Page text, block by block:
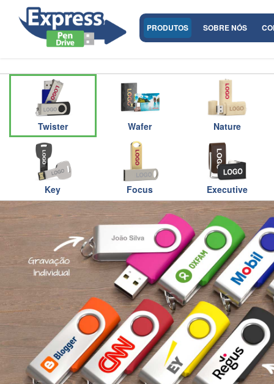
PRODUTOS SOBRE NÓS
Twister Wafer Nature
Key Focus Executive